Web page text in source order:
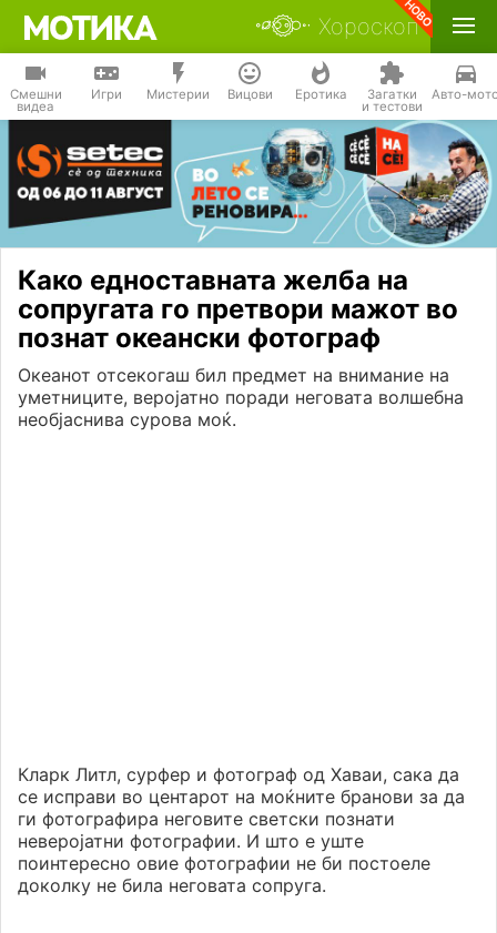
Хороскоп
Смешни
видеа
Игри Мистерии Вицови Еротика Загатки
и тестови
Авто-
Како едноставната желба на
сопругата го претвори мажот во
познат океански фотограф
Океанот отсекогаш бил предмет на внимание на
уметниците, веројатно поради неговата волшебна
необјаснива сурова моќ.
Кларк Литл, сурфер и фотограф од Хаваи, сака да
се исправи во центарот на моќните бранови за да
ги фотографира неговите светски познати
неверојатни фотографии. И што е уште
поинтересно овие фотографии не би постоеле
доколку не била неговата сопруга.